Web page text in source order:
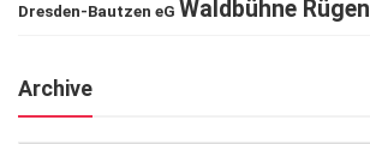
Dresden-Bautzen eG Waldbühne Rügen
Archive